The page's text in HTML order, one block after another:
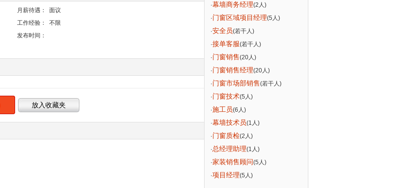
月薪待遇：
面议
工作经验：
不限
发布时间：
·幕墙商务经理(2人)
·门窗区域项目经理(5人)
·安全员(若干人)
·接单客服(若干人)
·门窗销售(20人)
·门窗销售经理(20人)
·门窗市场部销售(若干人)
·门窗技术(5人)
·施工员(6人)
·幕墙技术员(1人)
·门窗质检(2人)
·总经理助理(1人)
·家装销售顾问(5人)
·项目经理(5人)